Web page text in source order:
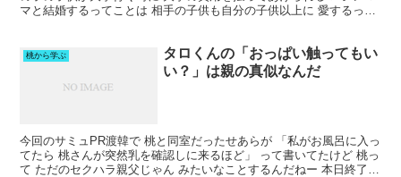
マと結婚するってことは 相手の子供も自分の子供以上に 愛するって
桃から学ぶ
タロくんの「おっぱい触ってもい
い？」は親の真似なんだ
今回のサミュPR渡韓で 桃と同室だったせあらが 「私がお風呂に入っ
てたら 桃さんが突然乳を確認しに来るほど」 って書いてたけど 桃っ
て ただのセクハラ親父じゃん みたいなことするんだねー 本日終了＼